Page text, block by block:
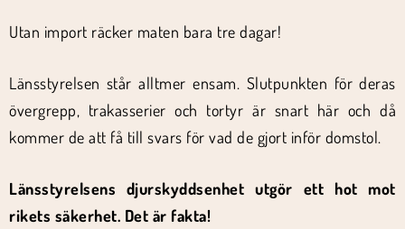
Utan import räcker maten bara tre dagar!
Länsstyrelsen står alltmer ensam. Slutpunkten för deras
övergrepp, trakasserier och tortyr är snart här och då
kommer de att få till svars för vad de gjort inför domstol.
Länsstyrelsens djurskyddsenhet utgör ett hot mot
rikets säkerhet. Det är fakta!